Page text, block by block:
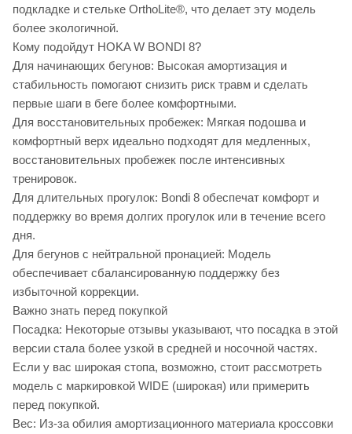
подкладке и стельке OrthoLite®, что делает эту модель
более экологичной.
Кому подойдут HOKA W BONDI 8?
Для начинающих бегунов: Высокая амортизация и
стабильность помогают снизить риск травм и сделать
первые шаги в беге более комфортными.
Для восстановительных пробежек: Мягкая подошва и
комфортный верх идеально подходят для медленных,
восстановительных пробежек после интенсивных
тренировок.
Для длительных прогулок: Bondi 8 обеспечат комфорт и
поддержку во время долгих прогулок или в течение всего
дня.
Для бегунов с нейтральной пронацией: Модель
обеспечивает сбалансированную поддержку без
избыточной коррекции.
Важно знать перед покупкой
Посадка: Некоторые отзывы указывают, что посадка в этой
версии стала более узкой в средней и носочной частях.
Если у вас широкая стопа, возможно, стоит рассмотреть
модель с маркировкой WIDE (широкая) или примерить
перед покупкой.
Вес: Из-за обилия амортизационного материала кроссовки